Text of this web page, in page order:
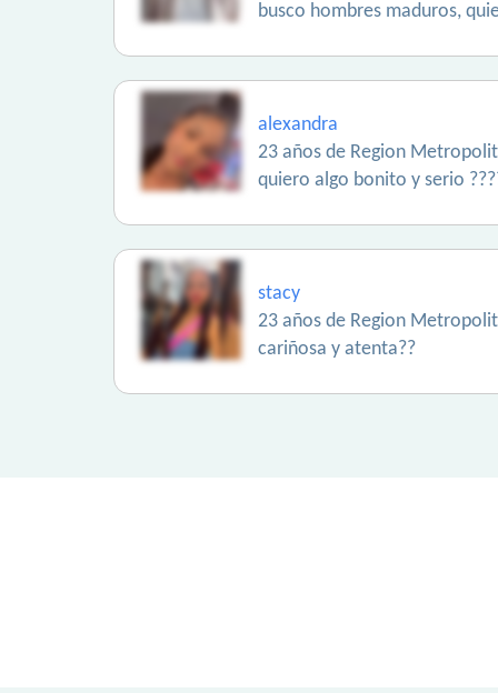
busco hombres maduros,
alexandra
23 años de Region
quiero algo bonito y serio
stacy
23 años de Region
cariñosa y atenta??